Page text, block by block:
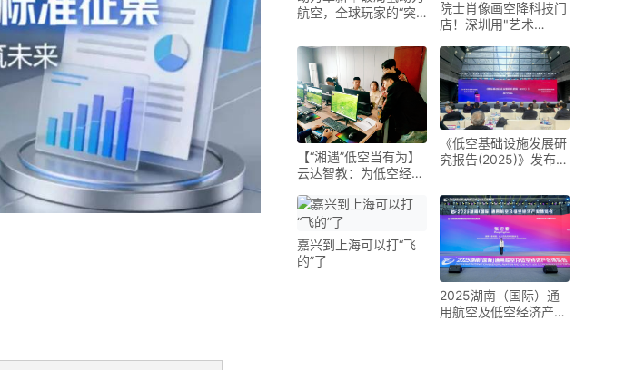
航空，全球玩家的“突
院士肖像画空降科技门
店！深圳用"艺术
【“湘遇”低空当有为】
云达智教：为低空经济
《低空基础设施发展研
究报告(2025)》发布
施建设的战略机遇期
嘉兴到上海可以打“飞
的”了
2025湖南（国际）通
用航空及低空经济产业